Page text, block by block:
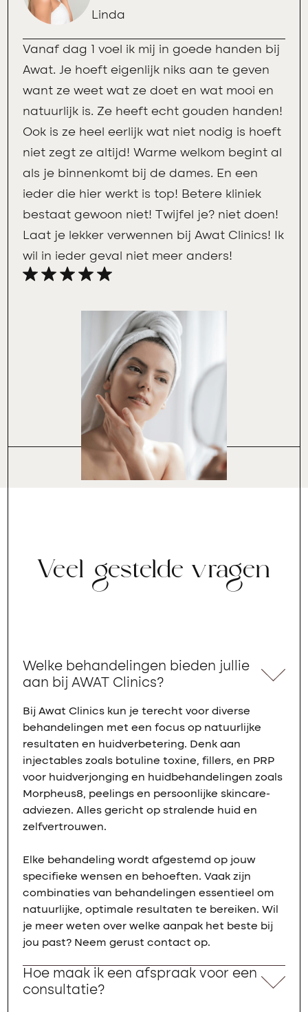
Linda
Vanaf dag 1 voel ik mij in goede handen bij
Awat. Je hoeft eigenlijk niks aan te geven
want ze weet wat ze doet en wat mooi en
natuurlijk is. Ze heeft echt gouden handen!
Ook is ze heel eerlijk wat niet nodig is hoeft
niet zegt ze altijd! Warme welkom begint al
als je binnenkomt bij de dames. En een
ieder die hier werkt is top! Betere kliniek
bestaat gewoon niet! Twijfel je? niet doen!
Laat je lekker verwennen bij Awat Clinics! Ik
wil in ieder geval niet meer anders!
Veel gestelde vragen
Welke behandelingen bieden jullie
aan bij AWAT Clinics?
Bij Awat Clinics kun je terecht voor diverse
behandelingen met een focus op natuurlijke
resultaten en huidverbetering. Denk aan
injectables zoals botuline toxine, fillers, en PRP
voor huidverjonging en huidbehandelingen zoals
Morpheus8, peelings en persoonlijke skincare-
adviezen. Alles gericht op stralende huid en
zelfvertrouwen.
Elke behandeling wordt afgestemd op jouw
specifieke wensen en behoeften. Vaak zijn
combinaties van behandelingen essentieel om
natuurlijke, optimale resultaten te bereiken. Wil
je meer weten over welke aanpak het beste bij
jou past? Neem gerust contact op.
Hoe maak ik een afspraak voor een
consultatie?